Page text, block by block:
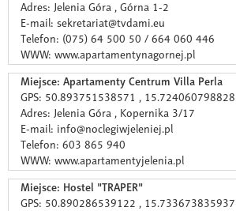
Adres: Jelenia Góra , Górna 1-2
E-mail: sekretariat@tvdami.eu
Telefon: (075) 64 500 50 / 664 060 446
WWW: www.apartamentynagornej.pl
Miejsce: Apartamenty Centrum Villa Perla
GPS: 50.893751538571 , 15.724060798828
Adres: Jelenia Góra , Kopernika 3/17
E-mail: info@noclegiwjeleniej.pl
Telefon: 603 865 940
WWW: www.apartamentyjelenia.pl
Miejsce: Hostel "TRAPER"
GPS: 50.890286539122 , 15.733673835937